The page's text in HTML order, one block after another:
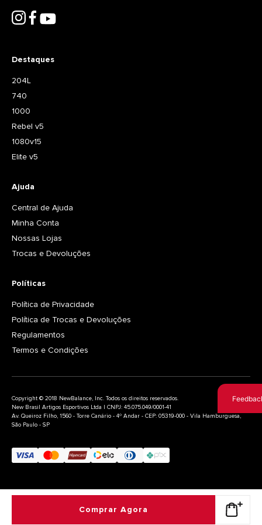
Comprar Agora
Destaques
204L
740
1000
Rebel v5
1080v15
Elite v5
Ajuda
Central de Ajuda
Minha Conta
Nossas Lojas
Trocas e Devoluções
Políticas
Política de Privacidade
Política de Trocas e Devoluções
Regulamentos
Termos e Condições
Copyright © 2018 NewBalance, Inc. Todos os direitos reservados.
New Brasil Artigos Esportivos Ltda | CNPJ: 45.075.049/0001-41
Av. Queiroz Filho, 1560 - Torre Canário - 4º Andar - CEP: 05319-000 - Vila Hamburguesa,
São Paulo - SP